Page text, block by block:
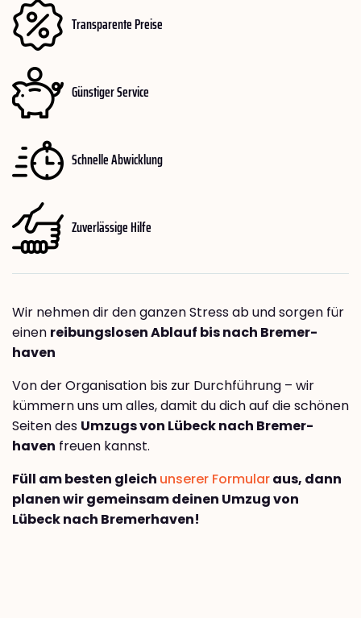
Transparente Preise
Günstiger Service
Schnelle Abwicklung
Zuverlässige Hilfe
Wir nehmen dir den ganzen Stress ab und sorgen für
einen reibungslosen Ablauf bis nach Bremer­
haven
Von der Organisation bis zur Durchführung – wir
kümmern uns um alles, damit du dich auf die schönen
Seiten des Umzugs von Lübeck nach Bremer­
haven freuen kannst.
Füll am besten gleich unserer Formularaus, dann
planen wir gemeinsam deinen Umzug von
Lübeck nach Bremer­haven!